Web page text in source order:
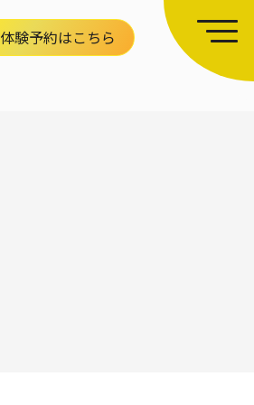
体験予約はこちら